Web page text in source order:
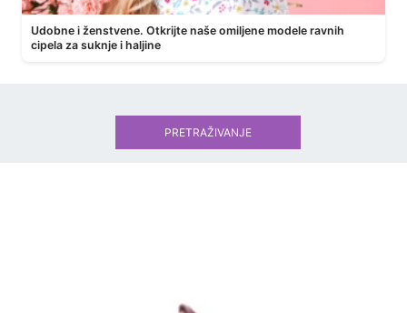
Udobne i ženstvene. Otkrijte naše omiljene modele ravnih
cipela za suknje i haljine
PRETRAŽIVANJE